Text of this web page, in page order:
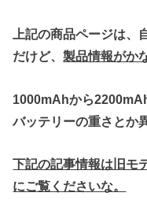
上記の商品ページは
だけど、製品情報がか
1000mAhから
バッテリーの重さとか
下記の記事情報は旧モ
にご覧くださいな。